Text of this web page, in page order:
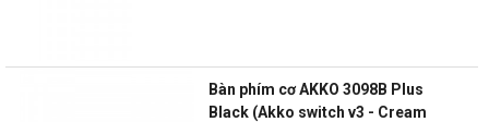
Bàn phím cơ AKKO 3098B Plus
Black (Akko switch v3 - Cream